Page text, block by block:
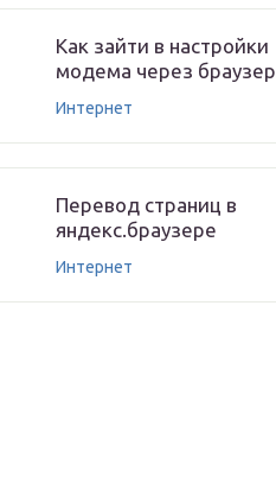
Как зайти в настройки
модема через браузер
Интернет
Перевод страниц в
яндекс.браузере
Интернет